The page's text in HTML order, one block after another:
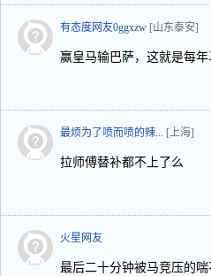
有态度网友0ggxzw [山东泰安]
赢皇马输巴萨，这就是每
最烦为了喷而喷的辣... [上海]
拉师傅替补都不上了么
火星网友
最后二十分钟被马竞压的